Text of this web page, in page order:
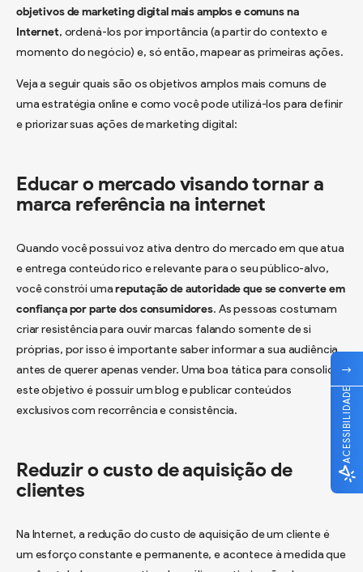
objetivos de marketing digital mais amplos e comuns na
Internet, ordená-los por importância (a partir do contexto e
momento do negócio) e, só então, mapear as primeiras ações.
Veja a seguir quais são os objetivos amplos mais comuns de
uma estratégia online e como você pode utilizá-los para definir
e priorizar suas ações de marketing digital:
Educar o mercado visando tornar a
marca referência na internet
Quando você possui voz ativa dentro do mercado em que atua
e entrega conteúdo rico e relevante para o seu público-alvo,
você constrói umareputação de autoridade que se converte em
confiança por parte dos consumidores. As pessoas costumam
criar resistência para ouvir marcas falando somente de si
próprias, por isso é importante saber informar a sua audiência
antes de querer apenas vender. Uma boa tática para consolidar
este objetivo é possuir um blog e publicar conteúdos
exclusivos com recorrência e consistência.
Reduzir o custo de aquisição de
clientes
Na Internet, a redução do custo de aquisição de um cliente é
um esforço constante e permanente, e acontece à medida que
ACESSIBILIDADE